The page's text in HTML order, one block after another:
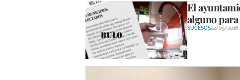
El
alguno
SUCESOS22/09/2016